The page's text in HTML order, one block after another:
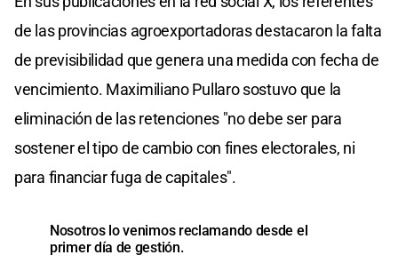
de las provincias agroexportadoras destacaron la falta
de previsibilidad que genera una medida con fecha de
vencimiento. Maximiliano Pullaro sostuvo que la
eliminación de las retenciones "no debe ser para
sostener el tipo de cambio con fines electorales, ni
para financiar fuga de capitales".
Nosotros lo venimos reclamando desde el
primer día de gestión.